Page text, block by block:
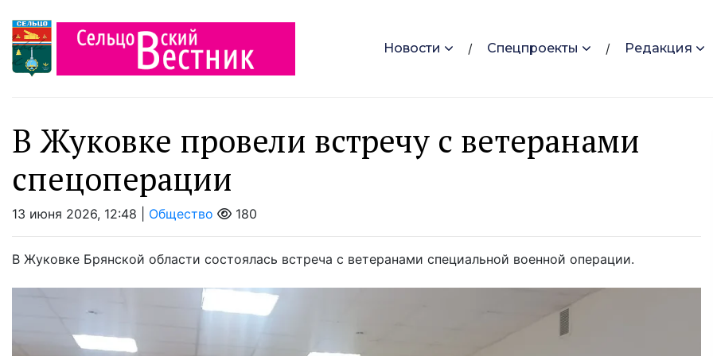
Новости Спецпроекты Редакция
В Жуковке провели встречу с ветеранами
спецоперации
13 июня 2026, 12:48 | Общество 180
В Жуковке Брянской области состоялась встреча с ветеранами специальной военной операции.